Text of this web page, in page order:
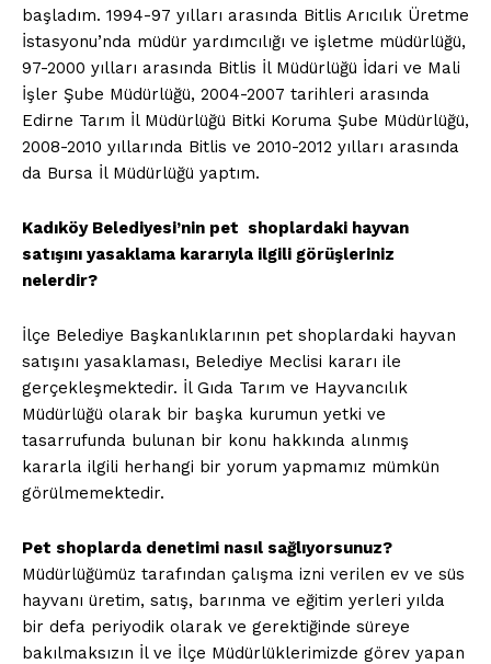
başladım. 1994-97 yılları arasında Bitlis Arıcılık Üretme
İstasyonu’nda müdür yardımcılığı ve işletme müdürlüğü,
97-2000 yılları arasında Bitlis İl Müdürlüğü İdari ve Mali
İşler Şube Müdürlüğü, 2004-2007 tarihleri arasında
Edirne Tarım İl Müdürlüğü Bitki Koruma Şube Müdürlüğü,
2008-2010 yıllarında Bitlis ve 2010-2012 yılları arasında
da Bursa İl Müdürlüğü yaptım.
Kadıköy Belediyesi’nin pet shoplardaki hayvan
satışını yasaklama kararıyla ilgili görüşleriniz
nelerdir?
İlçe Belediye Başkanlıklarının pet shoplardaki hayvan
satışını yasaklaması, Belediye Meclisi kararı ile
gerçekleşmektedir. İl Gıda Tarım ve Hayvancılık
Müdürlüğü olarak bir başka kurumun yetki ve
tasarrufunda bulunan bir konu hakkında alınmış
kararla ilgili herhangi bir yorum yapmamız mümkün
görülmemektedir.
Pet shoplarda denetimi nasıl sağlıyorsunuz?
Müdürlüğümüz tarafından çalışma izni verilen ev ve süs
hayvanı üretim, satış, barınma ve eğitim yerleri yılda
bir defa periyodik olarak ve gerektiğinde süreye
bakılmaksızın İl ve İlçe Müdürlüklerimizde görev yapan